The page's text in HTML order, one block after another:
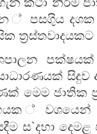
පසගුිය
මෙම ජාතික
වශයෙන්
ස`දහා